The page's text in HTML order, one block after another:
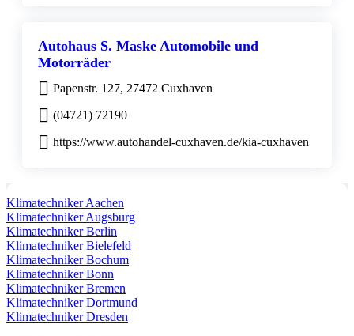
Autohaus S. Maske Automobile und
Motorräder
Papenstr. 127, 27472 Cuxhaven
(04721) 72190
https://www.autohandel-cuxhaven.de/kia-cuxhaven
Klimatechniker Aachen
Klimatechniker Augsburg
Klimatechniker Berlin
Klimatechniker Bielefeld
Klimatechniker Bochum
Klimatechniker Bonn
Klimatechniker Bremen
Klimatechniker Dortmund
Klimatechniker Dresden